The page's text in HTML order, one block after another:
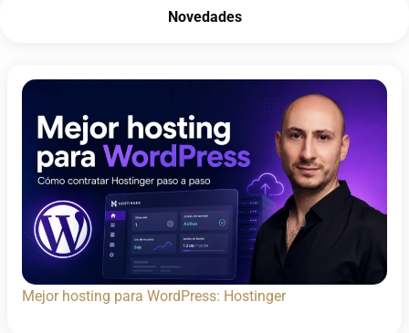
Novedades
Mejor hosting para WordPress: Hostinger